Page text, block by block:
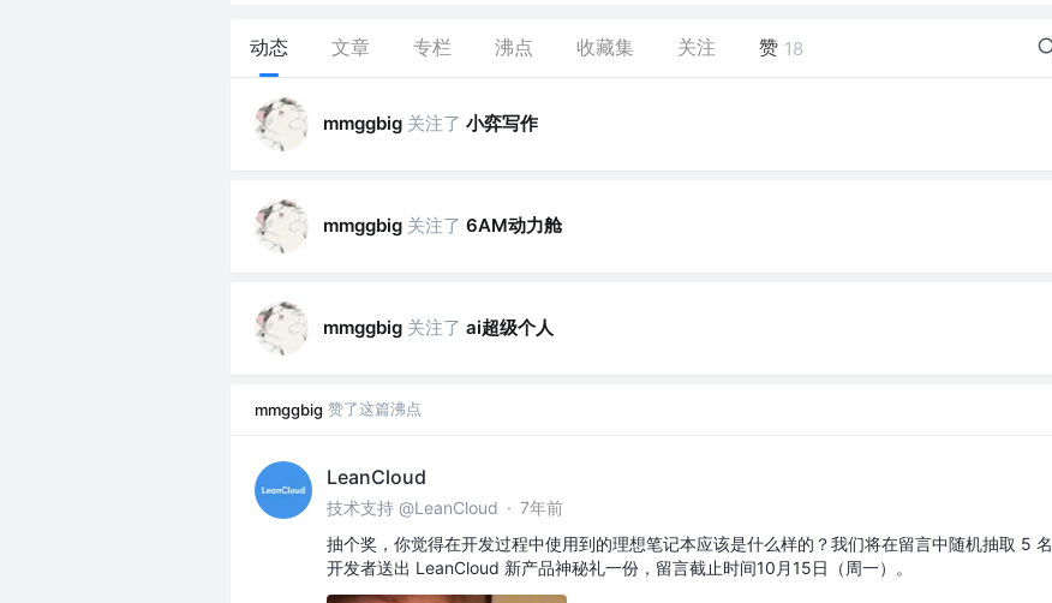
动态 文章 专栏 沸点 收藏集 关注 赞 18
mmggbig 关注了 小弈写作
mmggbig 关注了 6AM动力舱
mmggbig 关注了 ai超级个人
mmggbig 赞了这篇沸点
LeanCloud
技术支持 @LeanCloud · 7年前
抽个奖，你觉得在开发过程中使用到的理想笔记本应该是什么样的？我们将在留言中随机抽取 5 名
开发者送出 LeanCloud 新产品神秘礼一份，留言截止时间10月15日（周一）。